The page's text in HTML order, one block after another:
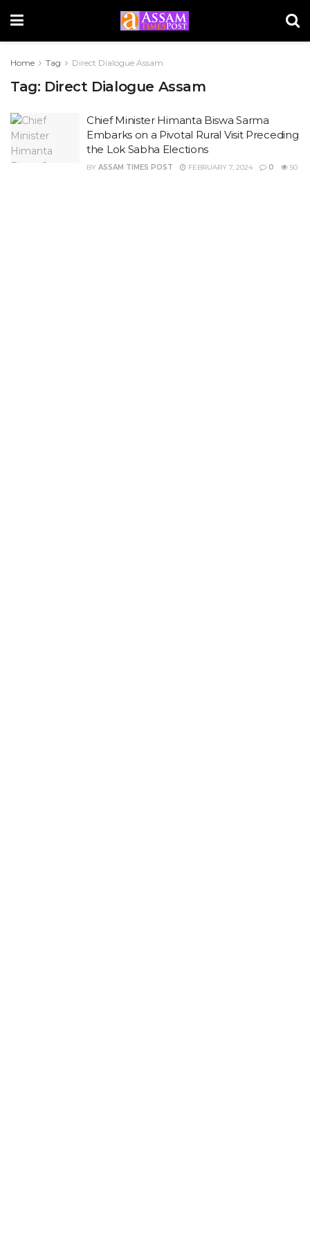
Home Tag Direct Dialogue Assam
Tag: Direct Dialogue Assam
Chief Minister Himanta Biswa Sarma
Embarks on a Pivotal Rural Visit Preceding
the Lok Sabha Elections
BY ASSAM TIMES POST FEBRUARY 7, 2024 0 50